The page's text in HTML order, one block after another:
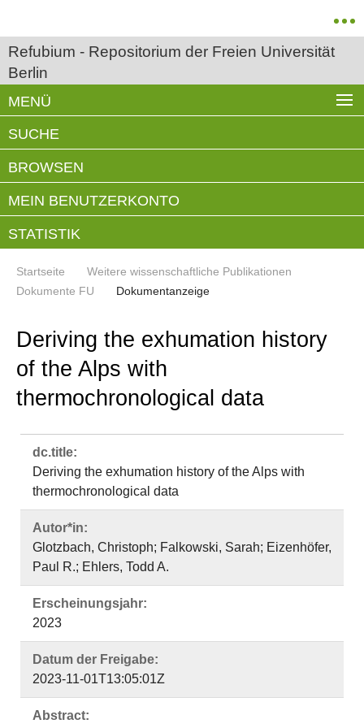
Refubium - Repositorium der Freien Universität
Berlin
MENÜ
SUCHE
BROWSEN
MEIN BENUTZERKONTO
STATISTIK
Startseite
Weitere wissenschaftliche Publikationen
Dokumente FU
Dokumentanzeige
Deriving the exhumation history
of the Alps with
thermochronological data
dc.title:
Deriving the exhumation history of the Alps with
thermochronological data
Autor*in:
Glotzbach, Christoph; Falkowski, Sarah; Eizenhöfer,
Paul R.; Ehlers, Todd A.
Erscheinungsjahr:
2023
Datum der Freigabe:
2023-11-01T13:05:01Z
Abstract: